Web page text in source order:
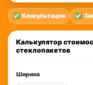
✅ Консультация ✅
Калькулятор
стеклопакетов
Ширина